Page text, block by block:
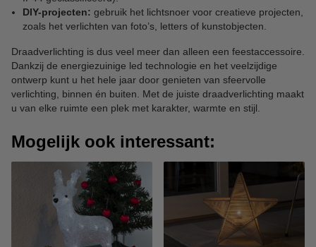
DIY-projecten: gebruik het lichtsnoer voor creatieve projecten,
zoals het verlichten van foto’s, letters of kunstobjecten.
Draadverlichting is dus veel meer dan alleen een feestaccessoire.
Dankzij de energiezuinige led technologie en het veelzijdige
ontwerp kunt u het hele jaar door genieten van sfeervolle
verlichting, binnen én buiten. Met de juiste draadverlichting maakt
u van elke ruimte een plek met karakter, warmte en stijl.
Mogelijk ook interessant: